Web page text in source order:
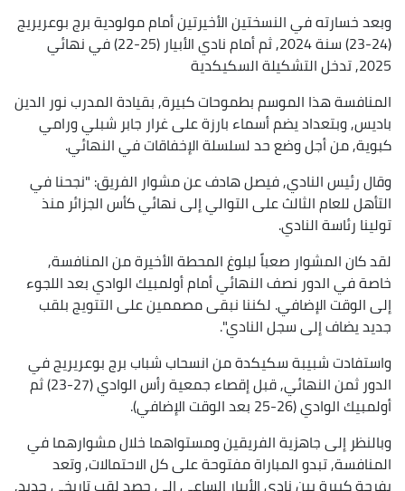
وبعد خسارته في النسختين الأخيرتين أمام مولودية برج بوعريريج
(24-23) سنة 2024, ثم أمام نادي الأبيار (25-22) في نهائي
2025, تدخل التشكيلة السكيكدية
المنافسة هذا الموسم بطموحات كبيرة, بقيادة المدرب نور الدين
باديس, وبتعداد يضم أسماء بارزة على غرار جابر شبلي ورامي
كبوية, من أجل وضع حد لسلسلة الإخفاقات في النهائي.
وقال رئيس النادي, فيصل هادف عن مشوار الفريق: "نجحنا في
التأهل للعام الثالث على التوالي إلى نهائي كأس الجزائر منذ
تولينا رئاسة النادي.
لقد كان المشوار صعباً لبلوغ المحطة الأخيرة من المنافسة,
خاصة في الدور نصف النهائي أمام أولمبيك الوادي بعد اللجوء
إلى الوقت الإضافي. لكننا نبقى مصممين على التتويج بلقب
جديد يضاف إلى سجل النادي".
واستفادت شبيبة سكيكدة من انسحاب شباب برج بوعريريج في
الدور ثمن النهائي, قبل إقصاء جمعية رأس الوادي (27-23) ثم
أولمبيك الوادي (26-25 بعد الوقت الإضافي).
وبالنظر إلى جاهزية الفريقين ومستواهما خلال مشوارهما في
المنافسة, تبدو المباراة مفتوحة على كل الاحتمالات, وتعد
بفرجة كبيرة بين نادي الأبيار الساعي إلى حصد لقب تاريخي جديد,